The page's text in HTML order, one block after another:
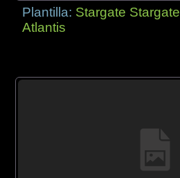
Plantilla: Stargate Stargate
Atlantis